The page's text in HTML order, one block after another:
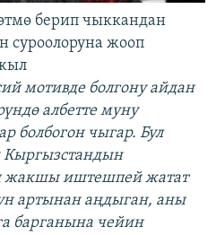
берип чыккандан
суроолоруна жооп
мотивде болгону айдан
албетте муну
болбогон чыгар. Бул
Кыргызстандын
жакшы иштешпей жатат
артынан аңдыган, аны
барганына чейин